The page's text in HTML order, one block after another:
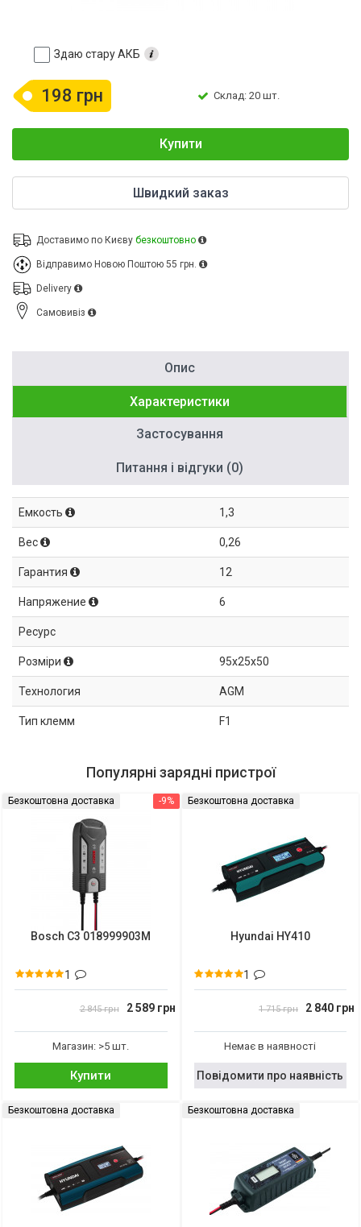
Здаю стару АКБ
198 грн Склад: 20 шт.
Купити
Швидкий заказ
Доставимо по Києву безкоштовно
Відправимо Новою Поштою 55 грн.
Delivery
Cамовивіз
Опис
Характеристики
Застосування
Питання і відгуки (0)
Емкость 1,3
Вес 0,26
Гарантия 12
Напряжение 6
Ресурс
Розміри 95x25x50
Технология AGM
Тип клемм F1
Популярні зарядні пристрої
-9%
Безкоштовна доставка
Bosch C3 018999903M
1
2 845 грн 2 589 грн
Магазин: >5 шт.
Купити
Безкоштовна доставка
Hyundai HY410
1
1 715 грн 2 840 грн
Немає в наявності
Повідомити про наявність
Безкоштовна доставка Безкоштовна доставка